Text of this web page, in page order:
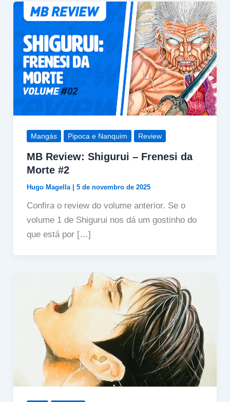
Mangás Pipoca e Nanquim Review
MB Review: Shigurui – Frenesi da
Morte #2
Hugo Magella 5 de novembro de 2025
Confira o review do volume anterior. Se o
volume 1 de Shigurui nos dá um gostinho do
que está por […]